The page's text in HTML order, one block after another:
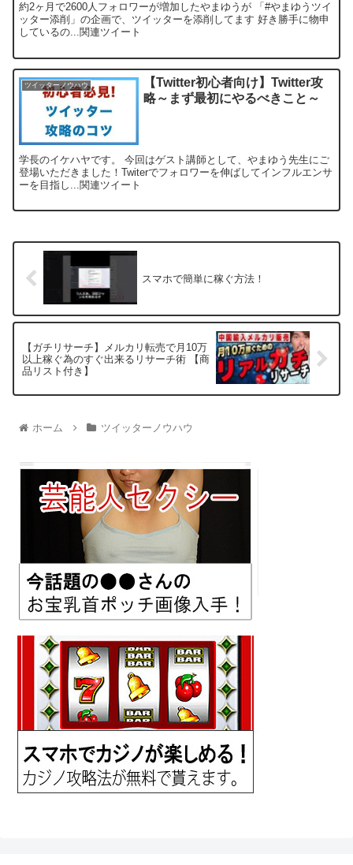
約2ヶ月で2600人フォロワーが増加したやまゆうが 「#やまゆうツイ
ッター添削」の企画で、ツイッターを添削してます 好き勝手に物申
しているの...関連ツイート
ツイッターノウハウ
【Twitter初心者向け】Twitter攻
略～まず最初にやるべきこと～
学長のイケハヤです。 今回はゲスト講師として、やまゆう先生にご
登場いただきました！Twiterでフォロワーを伸ばしてインフルエンサ
ーを目指し...関連ツイート
スマホで簡単に稼ぐ方法！
【ガチリサーチ】メルカリ転売で月10万
以上稼ぐ為のすぐ出来るリサーチ術 【商
品リスト付き】
ホーム ツイッターノウハウ